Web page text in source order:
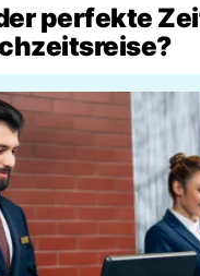
perfekte